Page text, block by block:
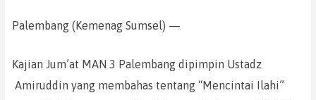
Palembang (Kemenag Sumsel) —
Kajian Jum’at MAN 3 Palembang dipimpin Ustadz
Amiruddin yang membahas tentang “Mencintai Ilahi”